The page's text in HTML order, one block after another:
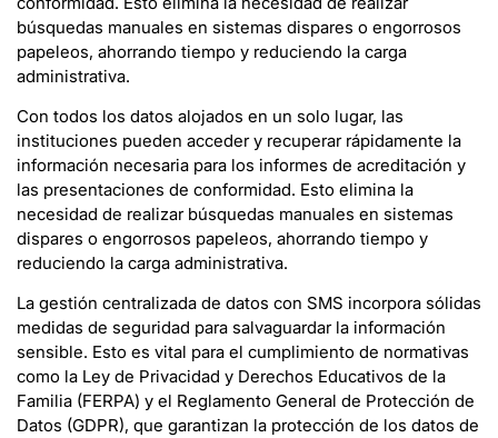
búsquedas manuales en sistemas dispares o engorrosos
papeleos, ahorrando tiempo y reduciendo la carga
administrativa.
Con todos los datos alojados en un solo lugar, las
instituciones pueden acceder y recuperar rápidamente la
información necesaria para los informes de acreditación y
las presentaciones de conformidad. Esto elimina la
necesidad de realizar búsquedas manuales en sistemas
dispares o engorrosos papeleos, ahorrando tiempo y
reduciendo la carga administrativa.
La gestión centralizada de datos con SMS incorpora sólidas
medidas de seguridad para salvaguardar la información
sensible. Esto es vital para el cumplimiento de normativas
como la Ley de Privacidad y Derechos Educativos de la
Familia (FERPA) y el Reglamento General de Protección de
Datos (GDPR), que garantizan la protección de los datos de